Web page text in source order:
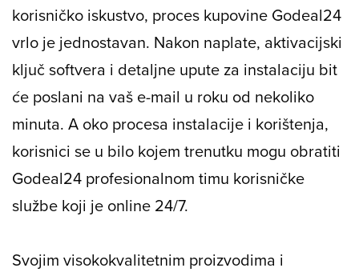
korisničko iskustvo, proces kupovine Godeal24
vrlo je jednostavan. Nakon naplate, aktivacijski
ključ softvera i detaljne upute za instalaciju bit
će poslani na vaš e-mail u roku od nekoliko
minuta. A oko procesa instalacije i korištenja,
korisnici se u bilo kojem trenutku mogu obratiti
Godeal24 profesionalnom timu korisničke
službe koji je online 24/7.
Svojim visokokvalitetnim proizvodima i